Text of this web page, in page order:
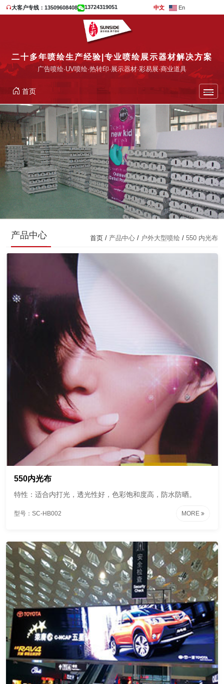
大客户专线：13509608408 13724319051 中文 En
二十多年喷绘生产经验|专业喷绘展示器材解决方案
广告喷绘·UV喷绘·热转印·展示器材·彩易展·商业道具
首页
产品中心 首页 / 产品中心 / 户外大型喷绘 / 550 内光布
550内光布
特性：适合内打光，透光性好，色彩饱和度高，防水防晒。
型号：SC-HB002 MORE